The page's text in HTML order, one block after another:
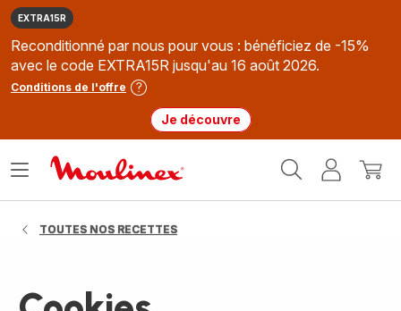
EXTRA15R
Reconditionné par nous pour vous : bénéficiez de -15%
avec le code EXTRA15R jusqu'au 16 août 2026.
Conditions de l'offre
Je découvre
MonMon
Ouvrir
TOUTES NOS RECETTES